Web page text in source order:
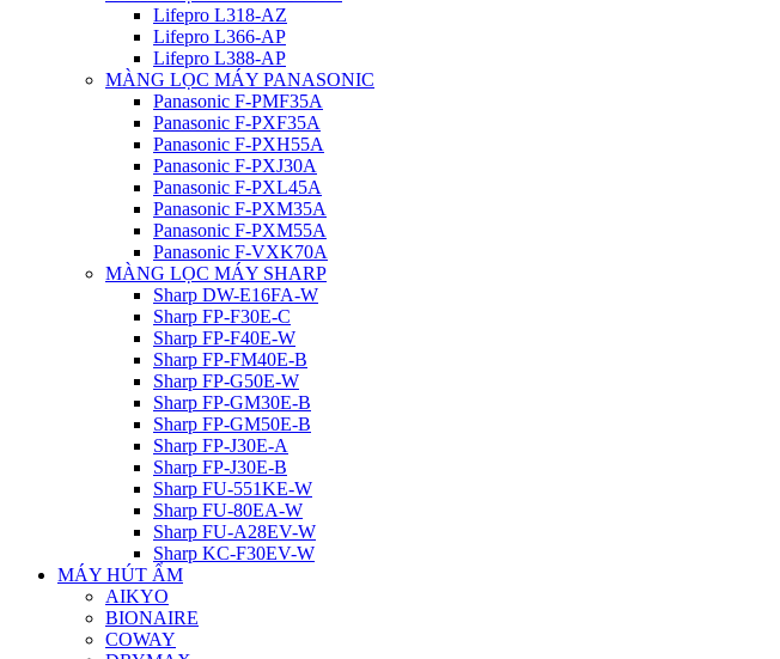
Lifepro L318-AZ
Lifepro L366-AP
Lifepro L388-AP
MÀNG LỌC MÁY PANASONIC
Panasonic F-PMF35A
Panasonic F-PXF35A
Panasonic F-PXH55A
Panasonic F-PXJ30A
Panasonic F-PXL45A
Panasonic F-PXM35A
Panasonic F-PXM55A
Panasonic F-VXK70A
MÀNG LỌC MÁY SHARP
Sharp DW-E16FA-W
Sharp FP-F30E-C
Sharp FP-F40E-W
Sharp FP-FM40E-B
Sharp FP-G50E-W
Sharp FP-GM30E-B
Sharp FP-GM50E-B
Sharp FP-J30E-A
Sharp FP-J30E-B
Sharp FU-551KE-W
Sharp FU-80EA-W
Sharp FU-A28EV-W
Sharp KC-F30EV-W
MÁY HÚT ẨM
AIKYO
BIONAIRE
COWAY